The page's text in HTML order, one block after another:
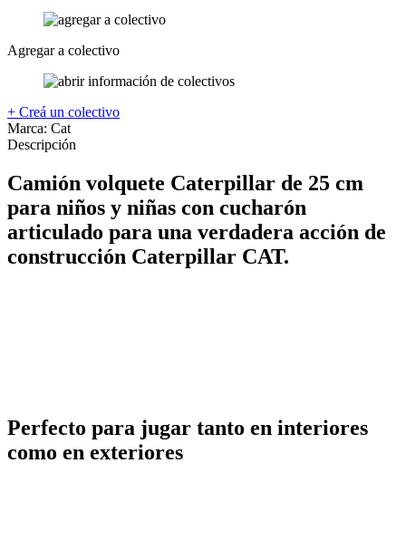
Agregar a colectivo
+ Creá un colectivo
Marca: Cat
Descripción
Camión volquete Caterpillar de 25 cm
para niños y niñas con cucharón
articulado para una verdadera acción de
construcción Caterpillar CAT.
Perfecto para jugar tanto en interiores
como en exteriores